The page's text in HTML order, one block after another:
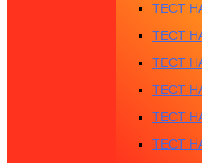
ТЕСТ
ТЕСТ
ТЕСТ
ТЕСТ
ТЕСТ
ТЕСТ